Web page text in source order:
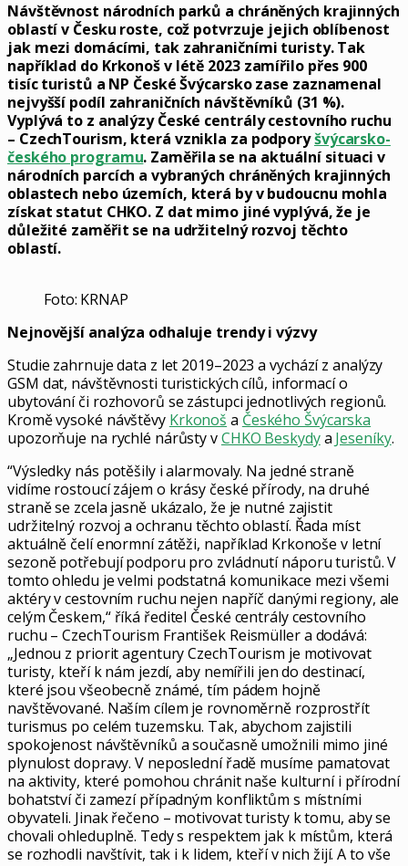
Návštěvnost národních parků a chráněných krajinných
oblastí v Česku roste, což potvrzuje jejich oblíbenost
jak mezi domácími, tak zahraničními turisty. Tak
například do Krkonoš v létě 2023 zamířilo přes 900
tisíc turistů a NP České Švýcarsko zase zaznamenal
nejvyšší podíl zahraničních návštěvníků (31 %).
Vyplývá to z analýzy České centrály cestovního ruchu
– CzechTourism, která vznikla za podporyšvýcarsko-
českého programu. Zaměřila se na aktuální situaci v
národních parcích a vybraných chráněných krajinných
oblastech nebo územích, která by v budoucnu mohla
získat statut CHKO. Z dat mimo jiné vyplývá, že je
důležité zaměřit se na udržitelný rozvoj těchto
oblastí.
Foto: KRNAP
Nejnovější analýza odhaluje trendy i výzvy
Studie zahrnuje data z let 2019–2023 a vychází z analýzy
GSM dat, návštěvnosti turistických cílů, informací o
ubytování či rozhovorů se zástupci jednotlivých regionů.
Kromě vysoké návštěvy Krkonoš a Českého Švýcarska
upozorňuje na rychlé nárůsty vCHKO Beskydya Jeseníky.
“Výsledky nás potěšily i alarmovaly. Na jedné straně
vidíme rostoucí zájem o krásy české přírody, na druhé
straně se zcela jasně ukázalo, že je nutné zajistit
udržitelný rozvoj a ochranu těchto oblastí. Řada míst
aktuálně čelí enormní zátěži, například Krkonoše v letní
sezoně potřebují podporu pro zvládnutí náporu turistů. V
tomto ohledu je velmi podstatná komunikace mezi všemi
aktéry v cestovním ruchu nejen napříč danými regiony, ale
celým Českem,“ říká ředitel České centrály cestovního
ruchu – CzechTourism František Reismüller a dodává:
„Jednou z priorit agentury CzechTourism je motivovat
turisty, kteří k nám jezdí, aby nemířili jen do destinací,
které jsou všeobecně známé, tím pádem hojně
navštěvované. Naším cílem je rovnoměrně rozprostřít
turismus po celém tuzemsku. Tak, abychom zajistili
spokojenost návštěvníků a současně umožnili mimo jiné
plynulost dopravy. V neposlední řadě musíme pamatovat
na aktivity, které pomohou chránit naše kulturní i přírodní
bohatství či zamezí případným konfliktům s místními
obyvateli. Jinak řečeno – motivovat turisty k tomu, aby se
chovali ohleduplně. Tedy s respektem jak k místům, která
se rozhodli navštívit, tak i k lidem, kteří v nich žijí. A to vše